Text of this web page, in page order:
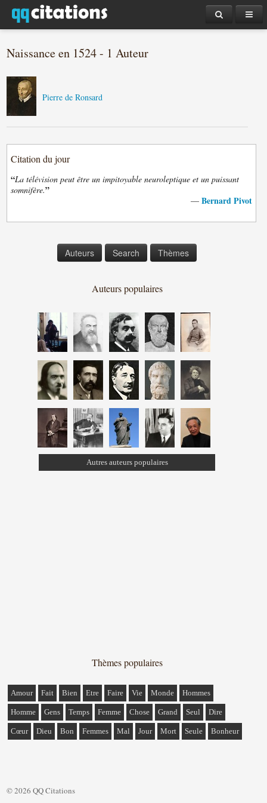
Naissance en 1524 - 1 Auteur
Pierre de Ronsard
Citation du jour
“La télévision peut être un impitoyable neuroleptique et un puissant
somnifère.”
— Bernard Pivot
Auteurs Search Thèmes
Auteurs populaires
Autres auteurs populaires
Thèmes populaires
Amour Fait Bien Etre Faire Vie Monde Hommes
Homme Gens Temps Femme Chose Grand Seul Dire
Cœur Dieu Bon Femmes Mal Jour Mort Seule Bonheur
© 2026 QQ Citations